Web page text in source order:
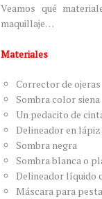
Veamos qué
maquillaje…
Materiales
Corrector de ojeras
Sombra color siena
Un pedacito de
Delineador en
Sombra negra
Sombra blanca o
Delineador líquido
Máscara para